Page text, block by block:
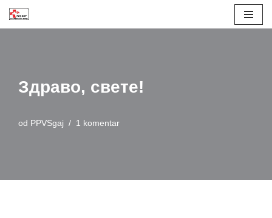
Здраво, свете!
od PPVSgaj 1 komentar